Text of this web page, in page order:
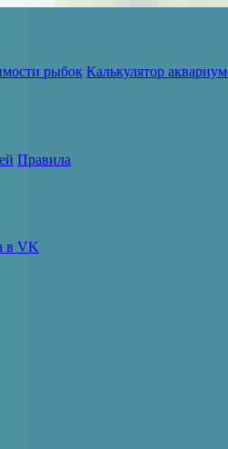
рыбок Калькулятор
Правила
в VK